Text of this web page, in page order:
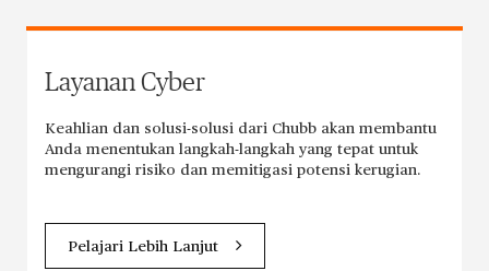
Layanan Cyber
Keahlian dan solusi-solusi dari Chubb akan membantu
Anda menentukan langkah-langkah yang tepat untuk
mengurangi risiko dan memitigasi potensi kerugian.
Pelajari Lebih Lanjut